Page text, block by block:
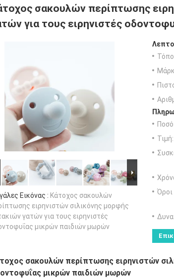
σακουλών περίπτωσης
για τους ειρηνιστές
Εικόνας : Κάτοχος σακουλών
ειρηνιστών σιλικόνης μορφής
γατών για τους ειρηνιστές
μικρών παιδιών μωρών
Τιμή:
σακουλών περίπτωσης ειρηνιστών
μικρών παιδιών μωρών